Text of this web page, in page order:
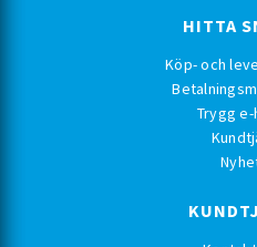
HITTA
Köp- och
Trygg